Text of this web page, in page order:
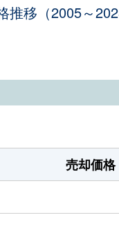
推移（2005～
売却価